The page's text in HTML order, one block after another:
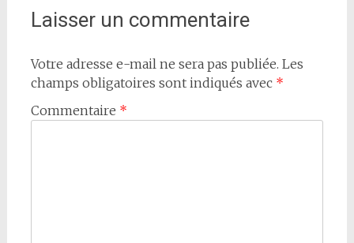
Laisser un commentaire
Votre adresse e-mail ne sera pas publiée. Les
champs obligatoires sont indiqués avec *
Commentaire *